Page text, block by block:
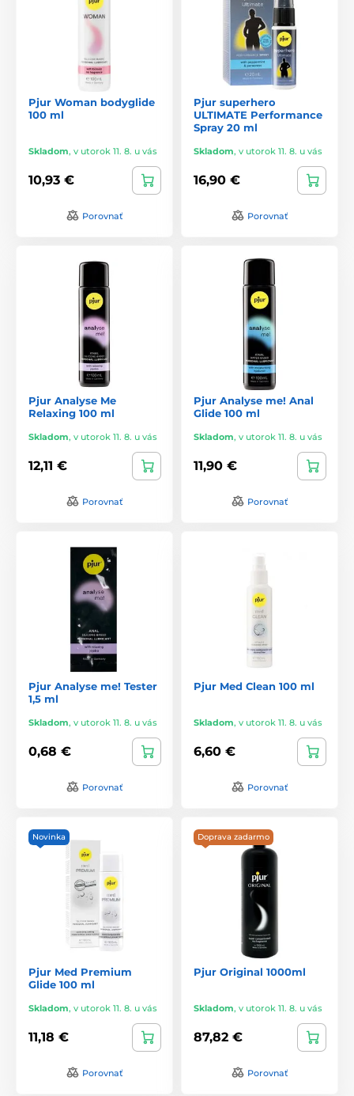
Pjur Woman bodyglide
100 ml
Skladom, v utorok 11. 8. u vás
10,93 €
Porovnať
Pjur superhero
ULTIMATE Performance
Spray 20 ml
Skladom, v utorok 11. 8. u vás
16,90 €
Porovnať
Pjur Analyse Me
Relaxing 100 ml
Skladom, v utorok 11. 8. u vás
12,11 €
Porovnať
Pjur Analyse me! Anal
Glide 100 ml
Skladom, v utorok 11. 8. u vás
11,90 €
Porovnať
Pjur Analyse me! Tester
1,5 ml
Skladom, v utorok 11. 8. u vás
0,68 €
Porovnať
Pjur Med Clean 100 ml
Skladom, v utorok 11. 8. u vás
6,60 €
Porovnať
Novinka
Pjur Med Premium
Glide 100 ml
Skladom, v utorok 11. 8. u vás
11,18 €
Porovnať
Doprava zadarmo
Pjur Original 1000ml
Skladom, v utorok 11. 8. u vás
87,82 €
Porovnať